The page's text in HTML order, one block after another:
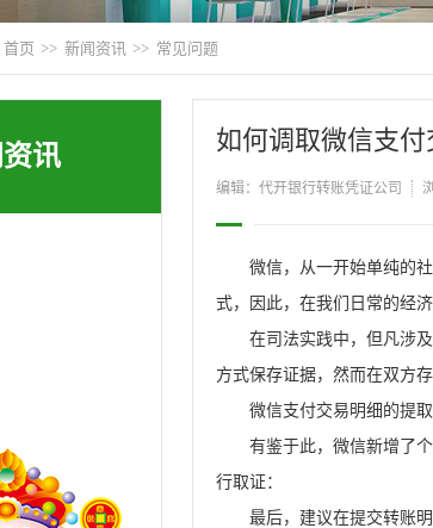
首页 >> 新闻资讯 >> 常见问题
讯
如何调取微信支
编辑：代开银行转账凭证公司
微信，从一开始单纯的社
式，因此，在我们日常的经
在司法实践中，但凡涉及
方式保存证据，然而在双方
微信支付交易明细的提取
有鉴于此，微信新增了个
行取证：
最后，建议在提交转账明